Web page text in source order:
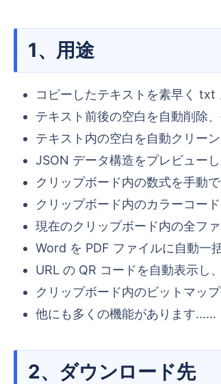
1、用途
コピーしたテキストを素早く txt
テキスト前後の空白を自動削除
テキスト内の空白を自動クリー
JSON データ構造をプレビュー
クリップボード内の数式を手動
クリップボード内のカラーコー
現在のクリップボード内の全フ
Word を PDF ファイルに自動一
URL の QR コードを自動表示し
クリップボード内のビットマッ
他にも多くの機能があります......
2、ダウンロード先